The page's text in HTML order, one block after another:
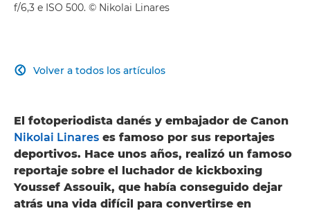
f/6,3 e ISO 500. © Nikolai Linares
Volver a todos los artículos

El fotoperiodista danés y embajador de Canon
Nikolai Linares es famoso por sus reportajes
deportivos. Hace unos años, realizó un famoso
reportaje sobre el luchador de kickboxing
Youssef Assouik, que había conseguido dejar
atrás una vida difícil para convertirse en